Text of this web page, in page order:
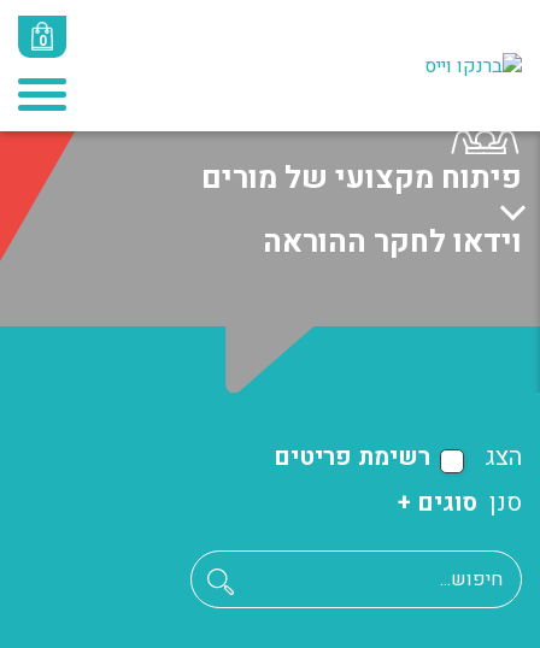
0
פיתוח מקצועי של מורים
וידאו לחקר ההוראה
הצג
רשימת פריטים
סנן סוגים +